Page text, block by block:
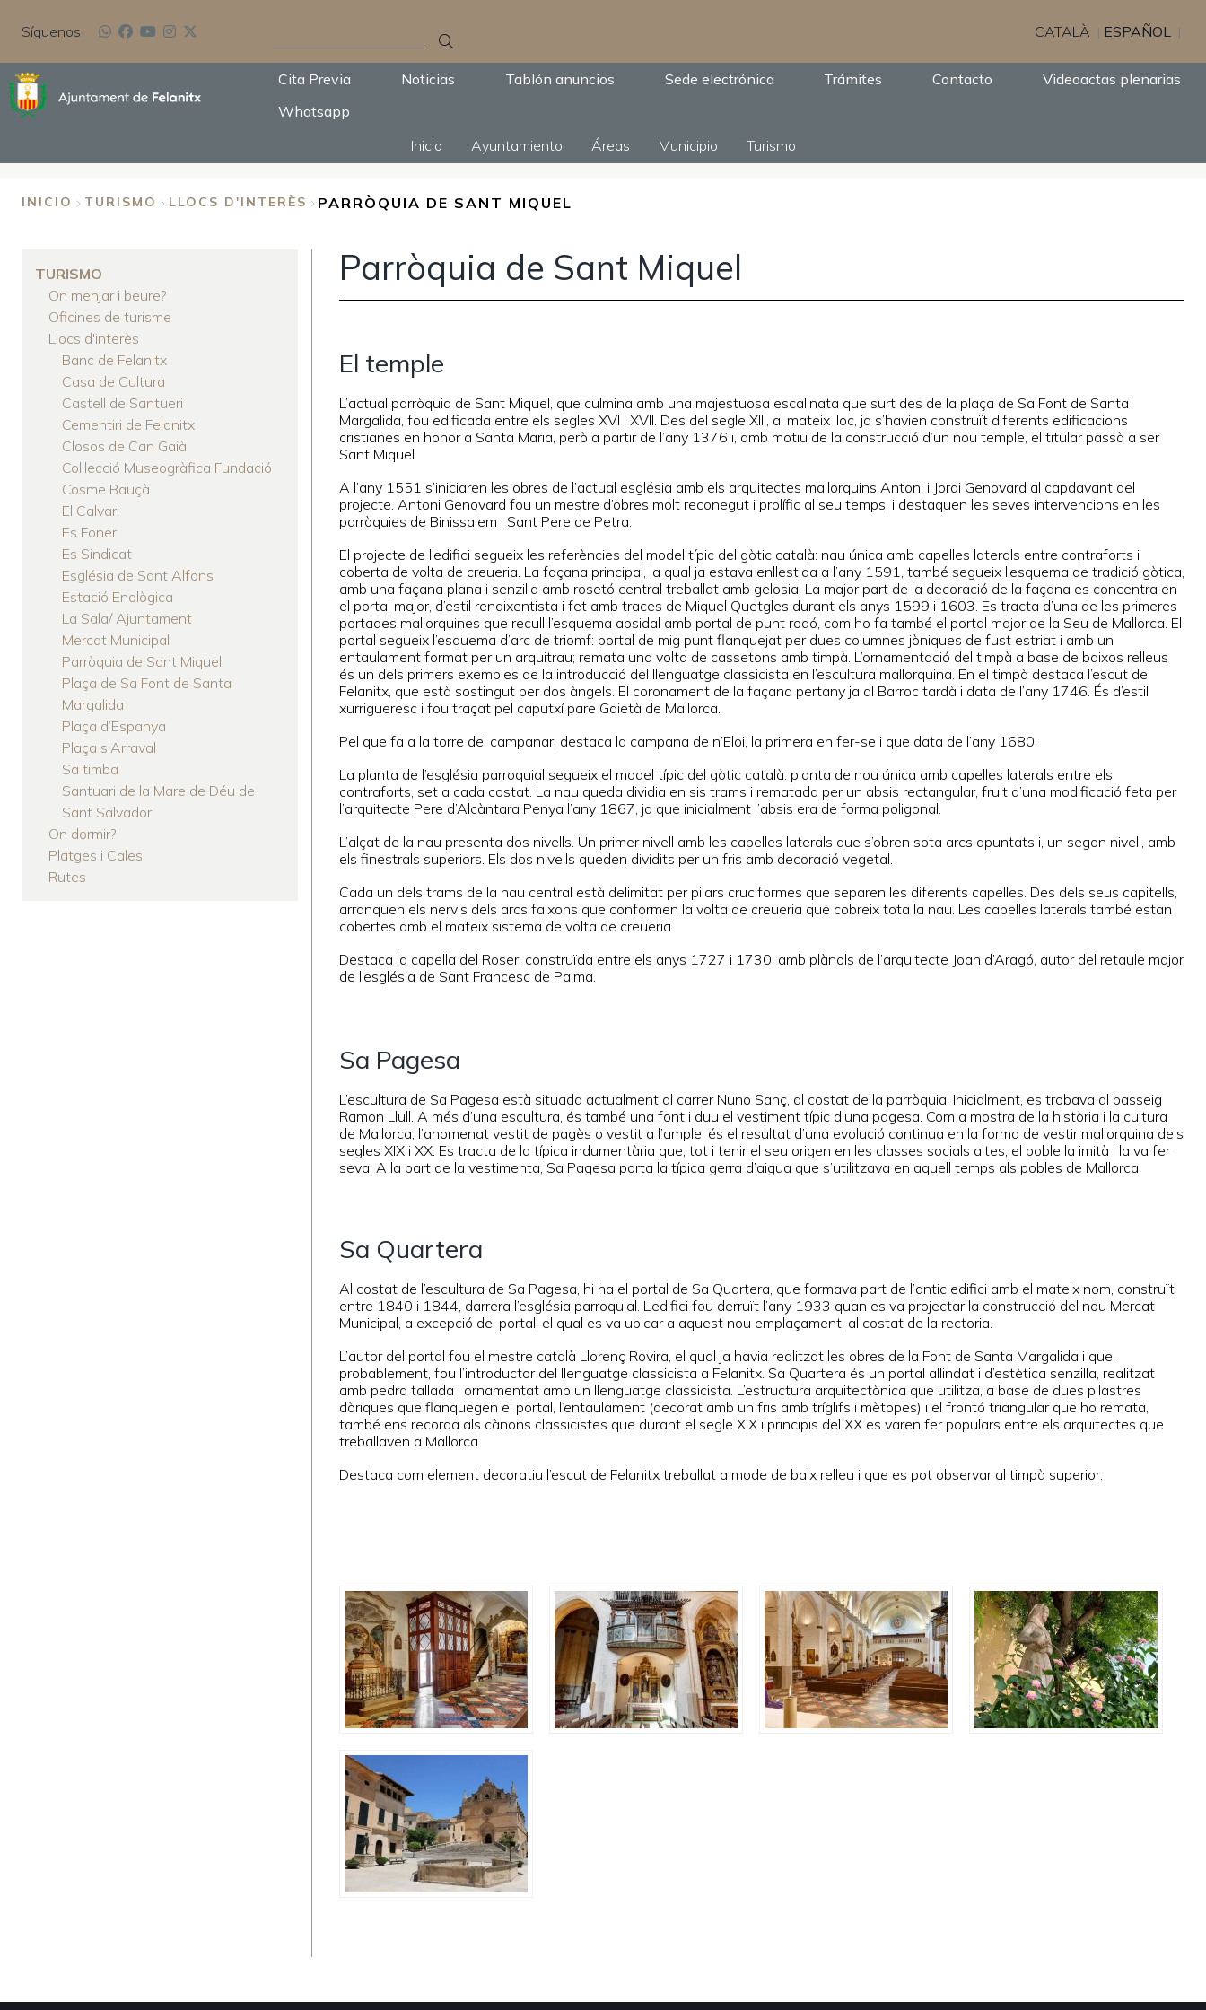
principal
Síguenos CATALÀ ESPAÑOL
Cita Previa Noticias Tablón anuncios Sede electrónica Trámites Contacto
Videoactas plenarias
Whatsapp
Inicio
Ayuntamiento Áreas Municipio Turismo
ENLACES
DE
AYUDA
NAVEGACIÓN
INICIO TURISMO LLOCS D'INTERÈS PARRÒQUIA DE SANT MIQUEL
TURISMO
On menjar i beure?
Oficines de turisme
Llocs d'interès
Banc de Felanitx
Casa de Cultura
Castell de Santueri
Cementiri de Felanitx
Closos de Can Gaià
Col·lecció Museogràfica Fundació
Cosme Bauçà
El Calvari
Es Foner
Es Sindicat
Església de Sant Alfons
Estació Enològica
La Sala/ Ajuntament
Mercat Municipal
Parròquia de Sant Miquel
Plaça de Sa Font de Santa
Margalida
Plaça d’Espanya
Plaça s'Arraval
Sa timba
Santuari de la Mare de Déu de
Sant Salvador
On dormir?
Platges i Cales
Rutes
Parròquia de Sant Miquel
El temple
L’actual parròquia de Sant Miquel, que culmina amb una majestuosa escalinata que surt des de la plaça de Sa Font de Santa
Margalida, fou edificada entre els segles XVI i XVII. Des del segle XIII, al mateix lloc, ja s’havien construït diferents edificacions
cristianes en honor a Santa Maria, però a partir de l’any 1376 i, amb motiu de la construcció d’un nou temple, el titular passà a ser
Sant Miquel.
A l’any 1551 s’iniciaren les obres de l’actual església amb els arquitectes mallorquins Antoni i Jordi Genovard al capdavant del
projecte. Antoni Genovard fou un mestre d’obres molt reconegut i prolífic al seu temps, i destaquen les seves intervencions en les
parròquies de Binissalem i Sant Pere de Petra.
El projecte de l’edifici segueix les referències del model típic del gòtic català: nau única amb capelles laterals entre contraforts i
coberta de volta de creueria. La façana principal, la qual ja estava enllestida a l’any 1591, també segueix l’esquema de tradició gòtica,
amb una façana plana i senzilla amb rosetó central treballat amb gelosia. La major part de la decoració de la façana es concentra en
el portal major, d’estil renaixentista i fet amb traces de Miquel Quetgles durant els anys 1599 i 1603. Es tracta d’una de les primeres
portades mallorquines que recull l’esquema absidal amb portal de punt rodó, com ho fa també el portal major de la Seu de Mallorca. El
portal segueix l’esquema d’arc de triomf: portal de mig punt flanquejat per dues columnes jòniques de fust estriat i amb un
entaulament format per un arquitrau; remata una volta de cassetons amb timpà. L’ornamentació del timpà a base de baixos relleus
és un dels primers exemples de la introducció del llenguatge classicista en l’escultura mallorquina. En el timpà destaca l’escut de
Felanitx, que està sostingut per dos àngels. El coronament de la façana pertany ja al Barroc tardà i data de l’any 1746. És d’estil
xurrigueresc i fou traçat pel caputxí pare Gaietà de Mallorca.
Pel que fa a la torre del campanar, destaca la campana de n’Eloi, la primera en fer-se i que data de l’any 1680.
La planta de l’església parroquial segueix el model típic del gòtic català: planta de nou única amb capelles laterals entre els
contraforts, set a cada costat. La nau queda dividia en sis trams i rematada per un absis rectangular, fruit d’una modificació feta per
l’arquitecte Pere d’Alcàntara Penya l’any 1867, ja que inicialment l’absis era de forma poligonal.
L’alçat de la nau presenta dos nivells. Un primer nivell amb les capelles laterals que s’obren sota arcs apuntats i, un segon nivell, amb
els finestrals superiors. Els dos nivells queden dividits per un fris amb decoració vegetal.
Cada un dels trams de la nau central està delimitat per pilars cruciformes que separen les diferents capelles. Des dels seus capitells,
arranquen els nervis dels arcs faixons que conformen la volta de creueria que cobreix tota la nau. Les capelles laterals també estan
cobertes amb el mateix sistema de volta de creueria.
Destaca la capella del Roser, construïda entre els anys 1727 i 1730, amb plànols de l’arquitecte Joan d’Aragó, autor del retaule major
de l’església de Sant Francesc de Palma.
Sa Pagesa
L’escultura de Sa Pagesa està situada actualment al carrer Nuno Sanç, al costat de la parròquia. Inicialment, es trobava al passeig
Ramon Llull. A més d’una escultura, és també una font i duu el vestiment típic d’una pagesa. Com a mostra de la història i la cultura
de Mallorca, l’anomenat vestit de pagès o vestit a l’ample, és el resultat d’una evolució continua en la forma de vestir mallorquina dels
segles XIX i XX. Es tracta de la típica indumentària que, tot i tenir el seu origen en les classes socials altes, el poble la imità i la va fer
seva. A la part de la vestimenta, Sa Pagesa porta la típica gerra d’aigua que s’utilitzava en aquell temps als pobles de Mallorca.
Sa Quartera
Al costat de l’escultura de Sa Pagesa, hi ha el portal de Sa Quartera, que formava part de l’antic edifici amb el mateix nom, construït
entre 1840 i 1844, darrera l’església parroquial. L’edifici fou derruït l’any 1933 quan es va projectar la construcció del nou Mercat
Municipal, a excepció del portal, el qual es va ubicar a aquest nou emplaçament, al costat de la rectoria.
L’autor del portal fou el mestre català Llorenç Rovira, el qual ja havia realitzat les obres de la Font de Santa Margalida i que,
probablement, fou l’introductor del llenguatge classicista a Felanitx. Sa Quartera és un portal allindat i d’estètica senzilla, realitzat
amb pedra tallada i ornamentat amb un llenguatge classicista. L’estructura arquitectònica que utilitza, a base de dues pilastres
dòriques que flanquegen el portal, l’entaulament (decorat amb un fris amb tríglifs i mètopes) i el frontó triangular que ho remata,
també ens recorda als cànons classicistes que durant el segle XIX i principis del XX es varen fer populars entre els arquitectes que
treballaven a Mallorca.
Destaca com element decoratiu l’escut de Felanitx treballat a mode de baix relleu i que es pot observar al timpà superior.